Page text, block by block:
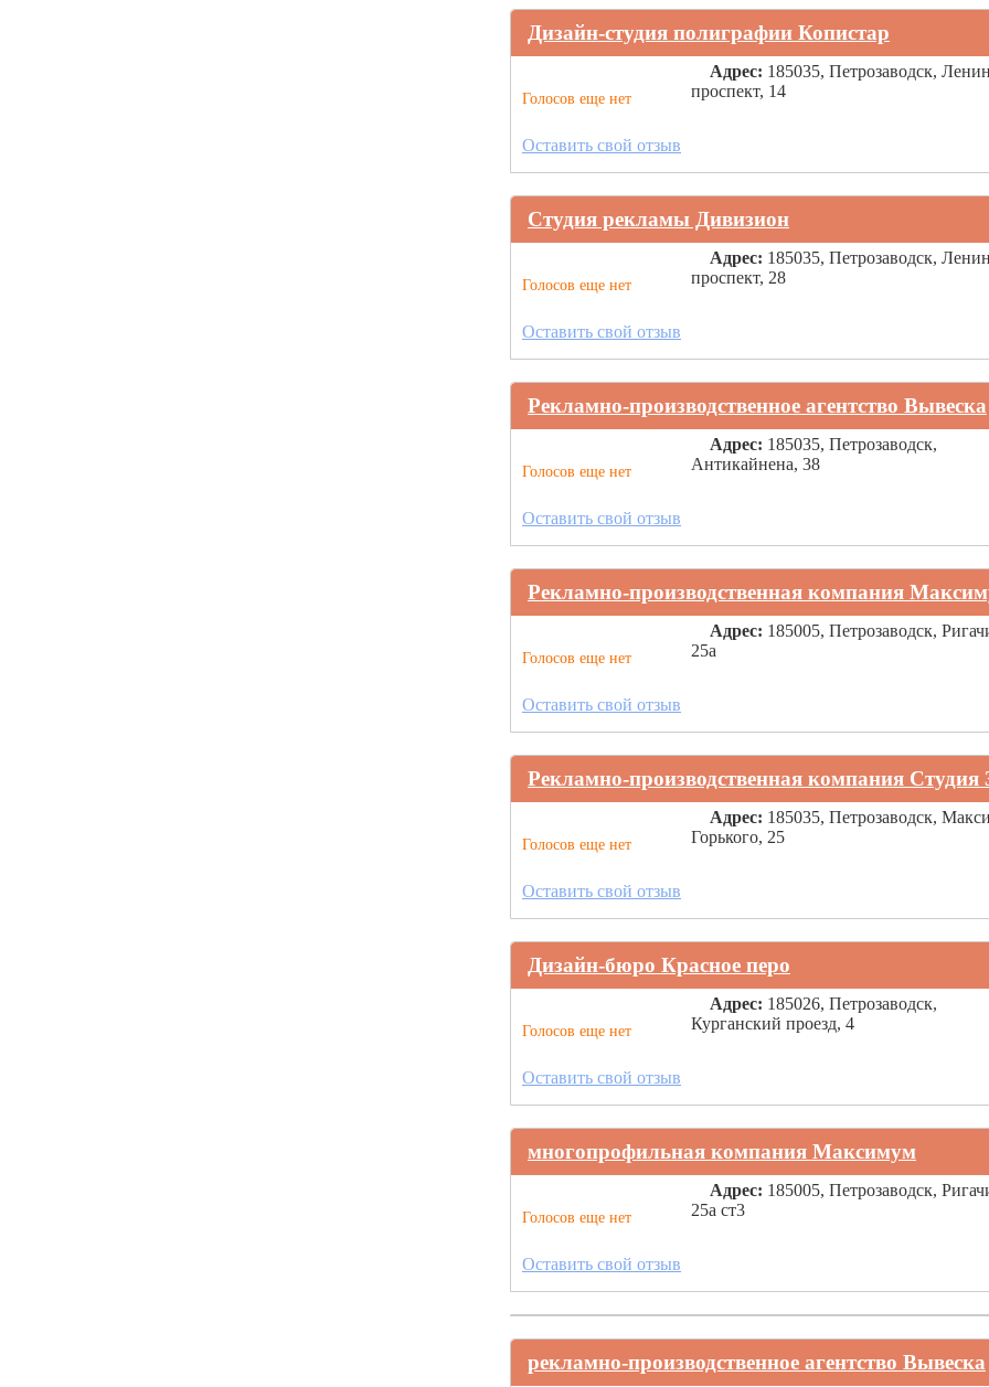
Дизайн-студия полиграфии Копистар
Голосов еще нет
Адрес: 185035, Петрозаводск,
проспект, 14
Оставить свой отзыв
Студия рекламы Дивизион
Голосов еще нет
Адрес: 185035, Петрозаводск,
проспект, 28
Оставить свой отзыв
Рекламно-производственное агентство Вывеска
Голосов еще нет
Адрес: 185035, Петрозаводск,
Антикайнена, 38
Оставить свой отзыв
Рекламно-производственная компания
Голосов еще нет
Адрес: 185005, Петрозаводск,
25а
Оставить свой отзыв
Рекламно-производственная компания Студия
Голосов еще нет
Адрес: 185035, Петрозаводск,
Горького, 25
Оставить свой отзыв
Дизайн-бюро Красное перо
Голосов еще нет
Адрес: 185026, Петрозаводск,
Курганский проезд, 4
Оставить свой отзыв
многопрофильная компания Максимум
Голосов еще нет
Адрес: 185005, Петрозаводск,
25а ст3
Оставить свой отзыв
рекламно-производственное агентство Вывеска